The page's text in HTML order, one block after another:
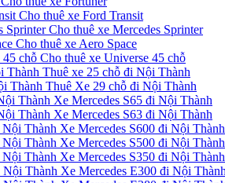
Cho thuê xe Ford Transit
Cho thuê xe Mercedes Sprinter
Cho thuê xe Aero Space
Cho thuê xe Universe 45 chỗ
Thuê xe 25 chỗ đi Nội Thành
Thuê Xe 29 chỗ đi Nội Thành
Xe Mercedes S65 đi Nội Thành
Xe Mercedes S63 đi Nội Thành
Xe Mercedes S600 đi Nội Thành
Xe Mercedes S500 đi Nội Thành
Xe Mercedes S350 đi Nội Thành
Xe Mercedes E300 đi Nội